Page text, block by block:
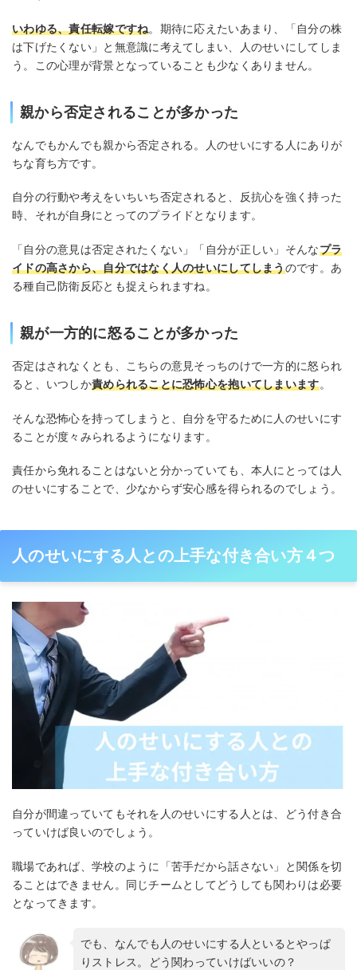
いわゆる、責任転嫁ですね。期待に応えたいあまり、「自分の株
は下げたくない」と無意識に考えてしまい、人のせいにしてしま
う。この心理が背景となっていることも少なくありません。
親から否定されることが多かった
なんでもかんでも親から否定される。人のせいにする人にありが
ちな育ち方です。
自分の行動や考えをいちいち否定されると、反抗心を強く持った
時、それが自身にとってのプライドとなります。
「自分の意見は否定されたくない」「自分が正しい」そんなプラ
イドの高さから、自分ではなく人のせいにしてしまうのです。あ
る種自己防衛反応とも捉えられますね。
親が一方的に怒ることが多かった
否定はされなくとも、こちらの意見そっちのけで一方的に怒られ
ると、いつしか責められることに恐怖心を抱いてしまいます。
そんな恐怖心を持ってしまうと、自分を守るために人のせいにす
ることが度々みられるようになります。
責任から免れることはないと分かっていても、本人にとっては人
のせいにすることで、少なからず安心感を得られるのでしょう。
人のせいにする人との上手な付き合い方４つ
自分が間違っていてもそれを人のせいにする人とは、どう付き合
っていけば良いのでしょう。
職場であれば、学校のように「苦手だから話さない」と関係を切
ることはできません。同じチームとしてどうしても関わりは必要
となってきます。
でも、なんでも人のせいにする人といるとやっぱ
りストレス。どう関わっていけばいいの？